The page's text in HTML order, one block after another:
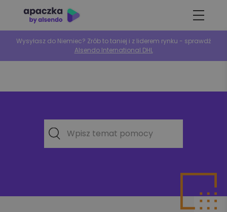
Wysyłasz do Niemiec? Zrób to taniej i z liderem rynku - sprawdź
Alsendo International DHL
Wpisz temat pomocy